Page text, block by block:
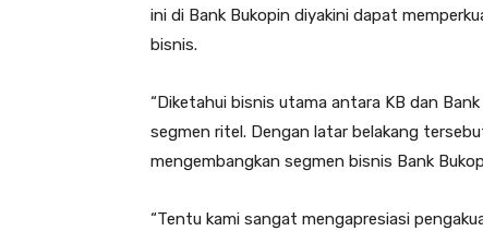
ini di Bank Bukopin diyakini dapat
bisnis.
“Diketahui bisnis utama antara KB dan
segmen ritel. Dengan latar belakang
mengembangkan segmen bisnis Bank
“Tentu kami sangat mengapresiasi